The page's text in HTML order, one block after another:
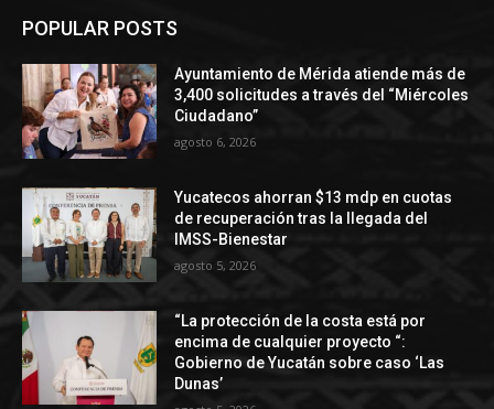
POPULAR POSTS
Ayuntamiento de Mérida atiende más de
3,400 solicitudes a través del “Miércoles
Ciudadano”
agosto 6, 2026
Yucatecos ahorran $13 mdp en cuotas
de recuperación tras la llegada del
IMSS-Bienestar
agosto 5, 2026
“La protección de la costa está por
encima de cualquier proyecto “:
Gobierno de Yucatán sobre caso ‘Las
Dunas’